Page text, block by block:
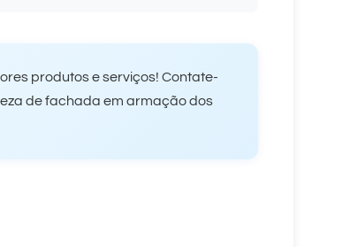
produtos e serviços! Contate-
de fachada em armação dos